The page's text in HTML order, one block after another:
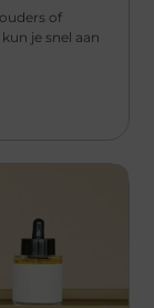
of
je snel aan